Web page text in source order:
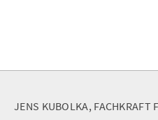
JENS KUBOLKA, FACHKRAFT